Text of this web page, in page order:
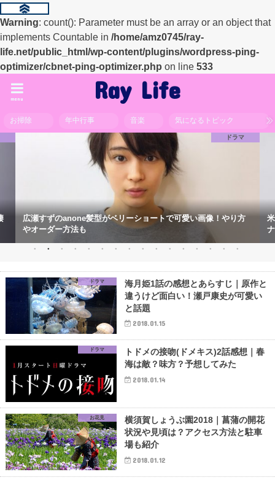
Warning: count(): Parameter must be an array or an object that
implements Countable in /home/amz0745/ray-
life.net/public_html/wp-content/plugins/wordpress-ping-
optimizer/cbnet-ping-optimizer.php on line 533
Ray Life
menu
お掃除 年中行事 音楽 気になるトピック
ドラマ
広瀬すずのanone髪型がベリーショートで可愛い画像！やり方
やオーダー方法も
ドラマ
海月姫1話の感想とあらすじ｜原作と
違うけど面白い！瀬戸康史が可愛い
と話題
2018.01.15
ドラマ
トドメの接吻(ドメキス)2話感想｜春
海は敵？味方？予想してみた
2018.01.14
お花見
横須賀しょうぶ園2018｜菖蒲の開花
状況や見頃は？アクセス方法と駐車
場も紹介
2018.01.12